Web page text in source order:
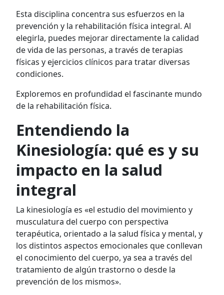
Esta disciplina concentra sus esfuerzos en la
prevención y la rehabilitación física integral. Al
elegirla, puedes mejorar directamente la calidad
de vida de las personas, a través de terapias
físicas y ejercicios clínicos para tratar diversas
condiciones.
Exploremos en profundidad el fascinante mundo
de la rehabilitación física.
Entendiendo la
Kinesiología: qué es y su
impacto en la salud
integral
La kinesiología es «el estudio del movimiento y
musculatura del cuerpo con perspectiva
terapéutica, orientado a la salud física y mental, y
los distintos aspectos emocionales que conllevan
el conocimiento del cuerpo, ya sea a través del
tratamiento de algún trastorno o desde la
prevención de los mismos».